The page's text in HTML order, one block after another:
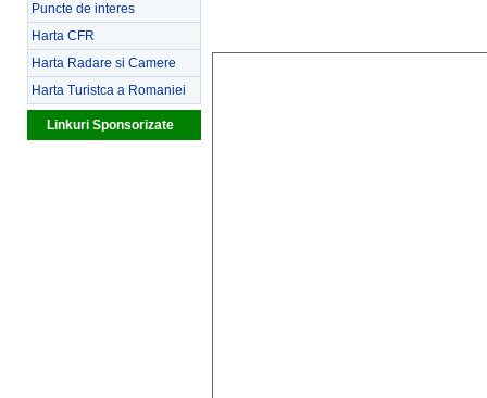
Puncte de interes
Harta CFR
Harta Radare si Camere
Harta Turistca a Romaniei
Linkuri Sponsorizate